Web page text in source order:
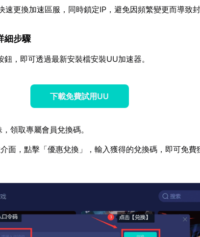
速更換加速區服，同時鎖定IP，避免因頻繁變更而導致
細步驟
，即可透過最新安裝檔安裝UU加速器。
下載免費試用UU
領取專屬會員兌換碼。
面，點擊「優惠兌換」，輸入獲得的兌換碼，即可免費